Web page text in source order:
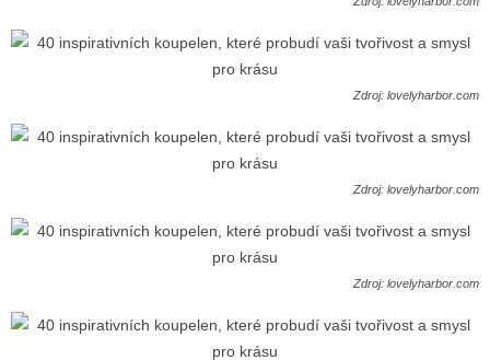
Zdroj: lovelyharbor.com
Zdroj: lovelyharbor.com
Zdroj: lovelyharbor.com